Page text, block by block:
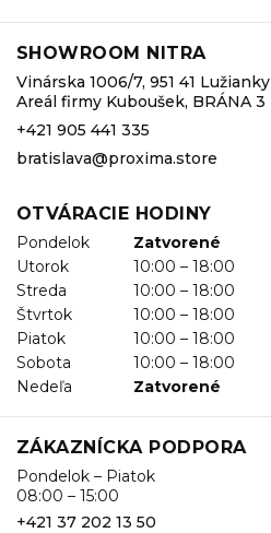
SHOWROOM NITRA
Vinárska 1006/7, 951 41 Lužianky
Areál firmy Kuboušek, BRÁNA 3
+421 905 441 335
bratislava@proxima.store
OTVÁRACIE HODINY
Pondelok
Zatvorené
Utorok
10:00 – 18:00
Streda
10:00 – 18:00
Štvrtok
10:00 – 18:00
Piatok
10:00 – 18:00
Sobota
10:00 – 18:00
Nedeľa
Zatvorené
ZÁKAZNÍCKA PODPORA
Pondelok – Piatok
08:00 – 15:00
+421 37 202 13 50